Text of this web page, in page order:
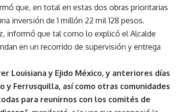
que, en total en estas dos obras prioritarias
inversión de 1 millón 22 mil 128 pesos.
informó que tal como lo explicó el Alcalde
en un recorrido de supervisión y entrega
Louisiana y Ejido México, y anteriores días
y Ferrusquilla, así como otras comunidades
para reunirnos con los comités de